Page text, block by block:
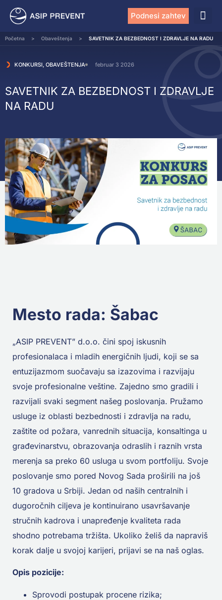
Podnesi zahtev
Početna > Obaveštenja > SAVETNIK ZA BEZBEDNOST I ZDRAVLJE NA RADU
KONKURSI, OBAVEŠTENJA februar 3 2026
SAVETNIK ZA BEZBEDNOST I ZDRAVLJE
NA RADU
Mesto rada: Šabac
„ASIP PREVENT” d.o.o. čini spoj iskusnih
profesionalaca i mladih energičnih ljudi, koji se sa
entuzijazmom suočavaju sa izazovima i razvijaju
svoje profesionalne veštine. Zajedno smo gradili i
razvijali svaki segment našeg poslovanja. Pružamo
usluge iz oblasti bezbednosti i zdravlja na radu,
zaštite od požara, vanrednih situacija, konsaltinga u
građevinarstvu, obrazovanja odraslih i raznih vrsta
merenja sa preko 60 usluga u svom portfoliju. Svoje
poslovanje smo pored Novog Sada proširili na još
10 gradova u Srbiji. Jedan od naših centralnih i
dugoročnih ciljeva je kontinuirano usavršavanje
stručnih kadrova i unapređenje kvaliteta rada
shodno potrebama tržišta. Ukoliko želiš da napraviš
korak dalje u svojoj karijeri, prijavi se na naš oglas.
Opis pozicije:
Sprovodi postupak procene rizika;